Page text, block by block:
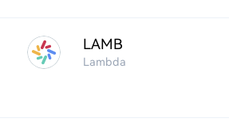
LAMB
Lambda